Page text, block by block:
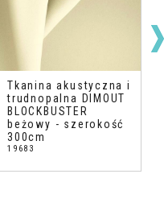
Tkanina akustyczna i
trudnopalna DIMOUT
BLOCKBUSTER
beżowy - szerokość
300cm
19683